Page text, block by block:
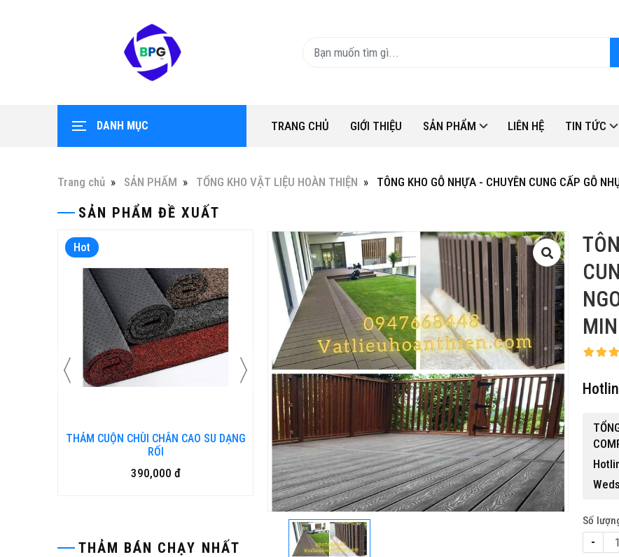
DANH MỤC TRANG CHỦ GIỚI THIỆU SẢN PHẨM LIÊN HỆ TIN TỨC
Trang chủ SẢN PHẨM TỔNG KHO VẬT LIỆU HOÀN THIỆN TÔNG KHO GỖ NHỰA - CHUYÊN CUNG CẤP GỖ
SẢN PHẨM ĐỀ XUẤT
Hot
THẢM CUỘN CHÙI CHÂN CAO SU DẠNG
RỐI
390,000 đ
Hot
Bàn ghế gỗ nhựa ngoài trời BP-456
15,500,000 đ
THẢM BÁN CHẠY NHẤT
Số
-